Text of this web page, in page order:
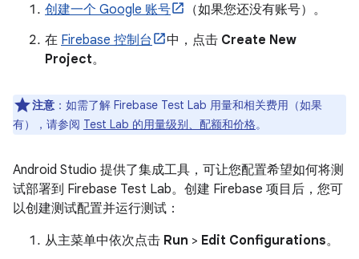
创建一个 Google 账号
（如果您还没有账号）。
在 Firebase 控制台 中，点击 Create New
Project。
注意 ：如需了解 Firebase Test Lab 用量和相关费用（如果
有），请参阅 Test Lab 的用量级别、配额和价格。
Android Studio 提供了集成工具，可让您配置希望如何将测
试部署到 Firebase Test Lab。创建 Firebase 项目后，您可
以创建测试配置并运行测试：
从主菜单中依次点击 Run > Edit Configurations。